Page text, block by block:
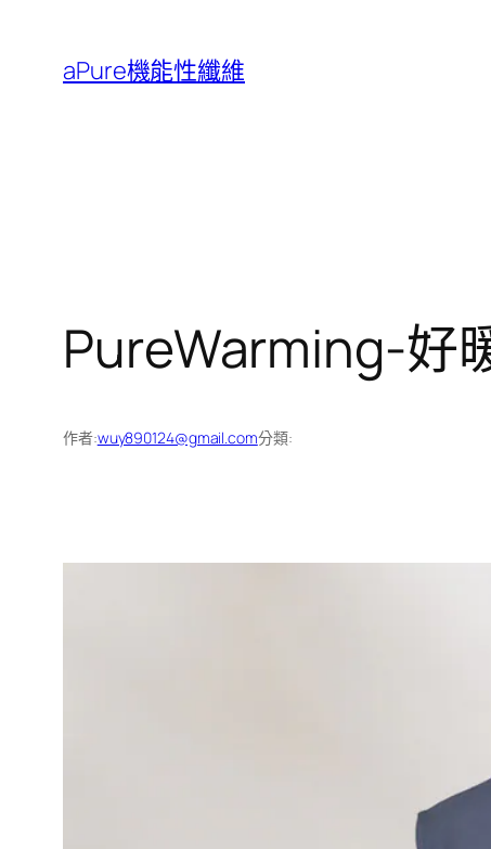
aPure機能性纖維
PureWarming-好
作者:wuy890124@gmail.com分類: